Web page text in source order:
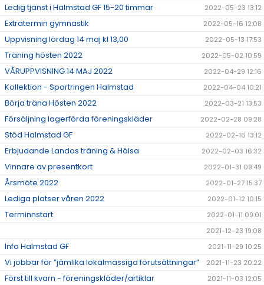
Ledig tjänst i Halmstad GF 15-20 timmar 2022-05-23 13:12
Extratermin gymnastik 2022-05-16 12:08
Uppvisning lördag 14 maj kl 13,00 2022-05-13 17:53
Träning hösten 2022 2022-05-02 10:59
VÅRUPPVISNING 14 MAJ 2022 2022-04-29 12:16
Kollektion - Sportringen Halmstad 2022-04-04 10:21
Börja träna Hösten 2022 2022-03-21 13:53
Försäljning lagerförda föreningskläder 2022-02-28 09:28
Stöd Halmstad GF 2022-02-16 13:12
Erbjudande Landos träning & Hälsa 2022-02-03 16:32
Vinnare av presentkort 2022-01-31 09:49
Årsmöte 2022 2022-01-27 15:37
Lediga platser våren 2022 2022-01-12 10:15
Terminnstart
2022-01-11 09:01
2021-12-23 19:08
Info Halmstad GF 2021-11-29 10:25
Vi jobbar för ”jämlika lokalmässiga förutsättningar” 2021-11-23 20:22
Först till kvarn - föreningskläder/artiklar 2021-11-03 12:05